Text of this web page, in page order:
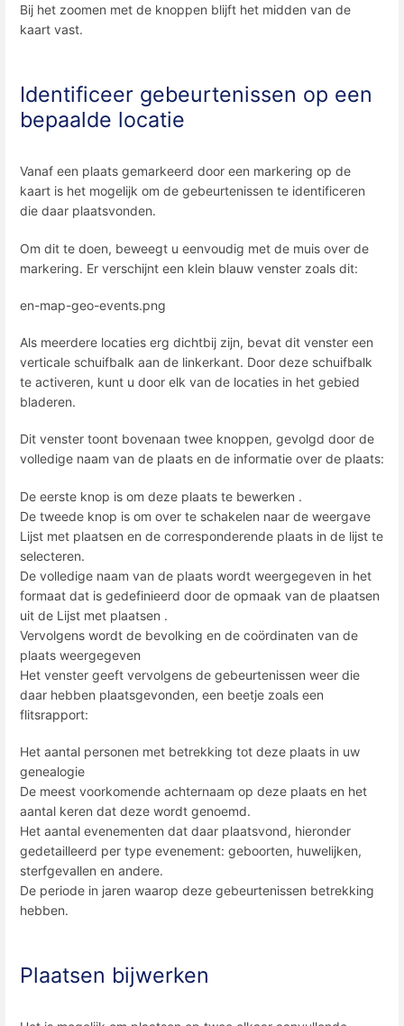
Bij het zoomen met de knoppen blijft het midden van de
kaart vast.
Identificeer gebeurtenissen op een
bepaalde locatie
Vanaf een plaats gemarkeerd door een markering op de
kaart is het mogelijk om de gebeurtenissen te identificeren
die daar plaatsvonden.
Om dit te doen, beweegt u eenvoudig met de muis over de
markering. Er verschijnt een klein blauw venster zoals dit:
en-map-geo-events.png
Als meerdere locaties erg dichtbij zijn, bevat dit venster een
verticale schuifbalk aan de linkerkant. Door deze schuifbalk
te activeren, kunt u door elk van de locaties in het gebied
bladeren.
Dit venster toont bovenaan twee knoppen, gevolgd door de
volledige naam van de plaats en de informatie over de plaats:
De eerste knop is om deze plaats te bewerken .
De tweede knop is om over te schakelen naar de weergave
Lijst met plaatsen en de corresponderende plaats in de lijst te
selecteren.
De volledige naam van de plaats wordt weergegeven in het
formaat dat is gedefinieerd door de opmaak van de plaatsen
uit de Lijst met plaatsen .
Vervolgens wordt de bevolking en de coördinaten van de
plaats weergegeven
Het venster geeft vervolgens de gebeurtenissen weer die
daar hebben plaatsgevonden, een beetje zoals een
flitsrapport:
Het aantal personen met betrekking tot deze plaats in uw
genealogie
De meest voorkomende achternaam op deze plaats en het
aantal keren dat deze wordt genoemd.
Het aantal evenementen dat daar plaatsvond, hieronder
gedetailleerd per type evenement: geboorten, huwelijken,
sterfgevallen en andere.
De periode in jaren waarop deze gebeurtenissen betrekking
hebben.
Plaatsen bijwerken